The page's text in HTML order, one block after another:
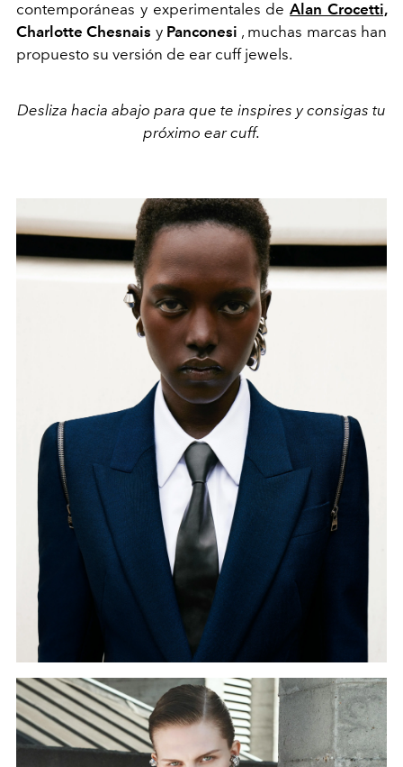
contemporáneas y experimentales deAlan Crocetti,
Charlotte Chesnais y Panconesi , muchas marcas han
propuesto su versión de ear cuff jewels.
Desliza hacia abajo para que te inspires y consigas tu
próximo ear cuff.